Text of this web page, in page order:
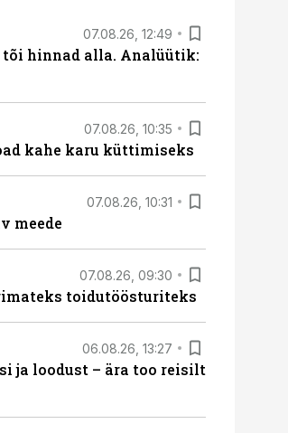
07.08.26, 12:49
hinnad alla. Analüütik:
07.08.26, 10:35
kahe karu küttimiseks
07.08.26, 10:31
meede
07.08.26, 09:30
toidutöösturiteks
06.08.26, 13:27
ja loodust – ära too reisilt